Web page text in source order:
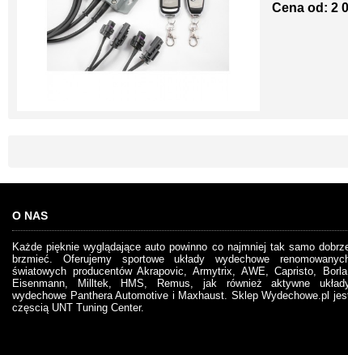
Cena od: 2
O NAS
Każde pięknie wyglądające auto powinno co najmniej tak samo
brzmieć. Oferujemy sportowe układy wydechowe
światowych producentów Akrapovic, Armytrix, AWE, Capristo,
Eisenmann, Milltek, HMS, Remus, jak również aktywne
wydechowe Panthera Automotive i Maxhaust. Sklep Wydechowe.pl
częscią UNT Tuning Center.